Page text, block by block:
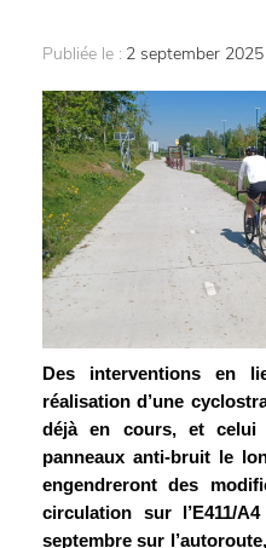
Publiée le : 2 september 2025
Des interventions en
réalisation d’une
déjà en cours, et celui
panneaux anti-bruit le
engendreront des
circulation sur l’E411/
septembre sur